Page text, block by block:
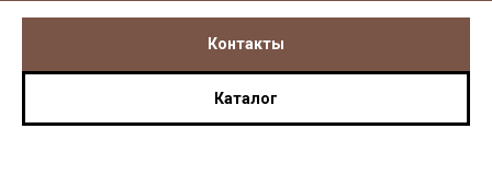
Контакты
Каталог